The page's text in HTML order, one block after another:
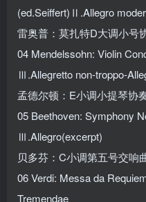
(ed.Seiffert)Ⅱ.Allegro
雷奥普：莫扎特D大调小号
04 Mendelssohn: Violin
Ⅲ.Allegretto non-troppo-
孟德尔顿：E小调小提琴协
05 Beethoven: Symphony
Ⅲ.Allegro(excerpt)
贝多芬：C小调第五号交响
06 Verdi: Messa da
Tremendae